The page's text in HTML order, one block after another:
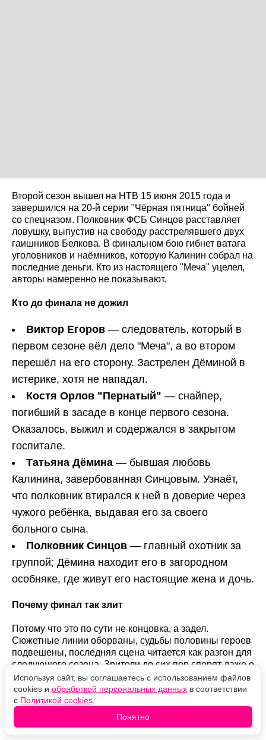
Второй сезон вышел на НТВ 15 июня 2015 года и
завершился на 20-й серии "Чёрная пятница" бойней
со спецназом. Полковник ФСБ Синцов расставляет
ловушку, выпустив на свободу расстрелявшего двух
гаишников Белкова. В финальном бою гибнет ватага
уголовников и наёмников, которую Калинин собрал на
последние деньги. Кто из настоящего "Меча" уцелел,
авторы намеренно не показывают.
Кто до финала не дожил
Виктор Егоров — следователь, который в
первом сезоне вёл дело "Меча", а во втором
перешёл на его сторону. Застрелен Дёминой в
истерике, хотя не нападал.
Костя Орлов "Пернатый" — снайпер,
погибший в засаде в конце первого сезона.
Оказалось, выжил и содержался в закрытом
госпитале.
Татьяна Дёмина — бывшая любовь
Калинина, завербованная Синцовым. Узнаёт,
что полковник втирался к ней в доверие через
чужого ребёнка, выдавая его за своего
больного сына.
Полковник Синцов — главный охотник за
группой; Дёмина находит его в загородном
особняке, где живут его настоящие жена и дочь.
Почему финал так злит
Потому что это по сути не концовка, а задел.
Сюжетные линии оборваны, судьбы половины героев
подвешены, последняя сцена читается как разгон для
следующего сезона. Зрители до сих пор спорят даже о
механике финала: одни видят в нём гибель группы,
другие — многоходовку, в которой Калинин подставил
под пули сброд, чтобы вывести своих.
Будет ли третий сезон
Используя сайт, вы соглашаетесь с использованием файлов
cookies и обработкой персональных данных в соответствии
с Политикой cookies
Понятно